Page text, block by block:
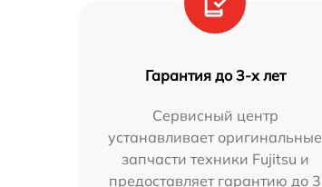
Гарантия до 3-х лет
Сервисный центр
устанавливает оригинальные
запчасти техники Fujitsu и
предоставляет гарантию до 3